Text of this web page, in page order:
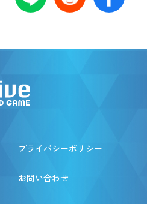
プライバシーポリシー
お問い合わせ